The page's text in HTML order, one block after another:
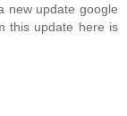
new update google
this update here is